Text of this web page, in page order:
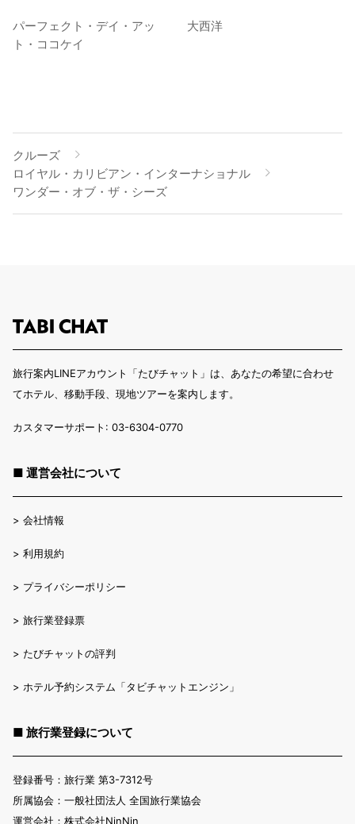
パーフェクト・デイ・アッ
ト・ココケイ
大西洋
クルーズ
ロイヤル・カリビアン・インターナショナル
ワンダー・オブ・ザ・シーズ
旅行案内LINEアカウント「たびチャット」は、あなたの希望に合わせ
てホテル、移動手段、現地ツアーを案内します。
カスタマーサポート: 03-6304-0770
■ 運営会社について
> 会社情報
> 利用規約
> プライバシーポリシー
> 旅行業登録票
> たびチャットの評判
> ホテル予約システム「タビチャットエンジン」
■ 旅行業登録について
登録番号：旅行業 第3-7312号
所属協会：一般社団法人 全国旅行業協会
運営会社：株式会社NinNin